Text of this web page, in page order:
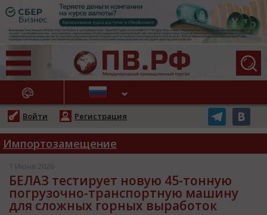
НОВОСТИ
Войти Регистрация
Импортозамещение
1 Июня 2026
БЕЛАЗ тестирует новую 45-тонную
погрузочно-транспортную машину
для сложных горных выработок